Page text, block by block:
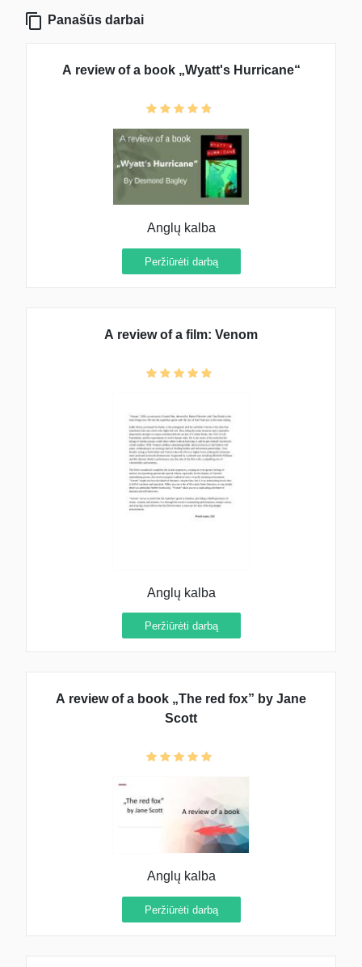
Panašūs darbai
A review of a book „Wyatt's Hurricane“
Anglų kalba
Peržiūrėti darbą
A review of a film: Venom
Anglų kalba
Peržiūrėti darbą
A review of a book „The red fox” by Jane
Scott
Anglų kalba
Peržiūrėti darbą